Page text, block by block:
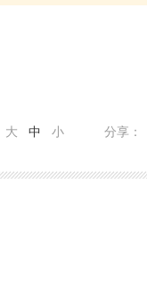
分享：
大 中 小